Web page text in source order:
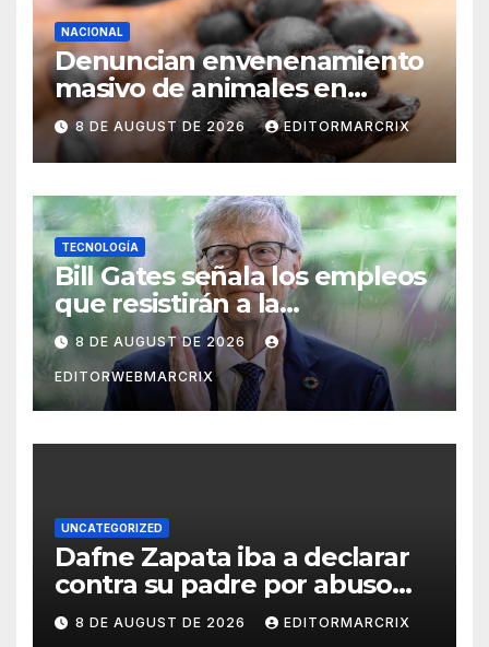
NACIONAL
Denuncian envenenamiento
masivo de animales en
Querétaro
8 DE AUGUST DE 2026 EDITORMARCRIX
TECNOLOGÍA
Bill Gates señala los empleos
que resistirán a la
inteligencia artificial
8 DE AUGUST DE 2026
EDITORWEBMARCRIX
UNCATEGORIZED
Dafne Zapata iba a declarar
contra su padre por abuso
sexual
8 DE AUGUST DE 2026 EDITORMARCRIX